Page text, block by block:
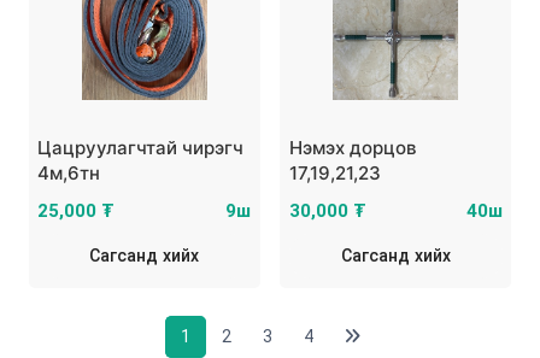
Цацруулагчтай чирэгч
4м,6тн
25,000 ₮ 9ш
Сагсанд хийх
Нэмэх дорцов
17,19,21,23
30,000 ₮ 40ш
Сагсанд хийх
1 2 3 4